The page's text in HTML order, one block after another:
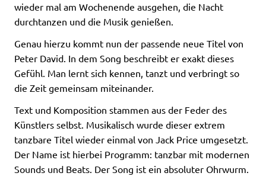
wieder mal am Wochenende ausgehen, die Nacht
durchtanzen und die Musik genießen.
Genau hierzu kommt nun der passende neue Titel von
Peter David. In dem Song beschreibt er exakt dieses
Gefühl. Man lernt sich kennen, tanzt und verbringt so
die Zeit gemeinsam miteinander.
Text und Komposition stammen aus der Feder des
Künstlers selbst. Musikalisch wurde dieser extrem
tanzbare Titel wieder einmal von Jack Price umgesetzt.
Der Name ist hierbei Programm: tanzbar mit modernen
Sounds und Beats. Der Song ist ein absoluter Ohrwurm.